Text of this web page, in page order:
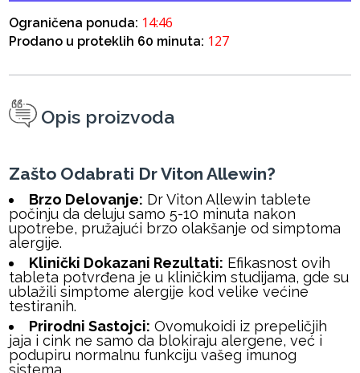
Ograničena ponuda: 14:45
Prodano u proteklih 60 minuta: 127
Opis proizvoda
Zašto Odabrati Dr Viton Allewin?
Brzo Delovanje: Dr Viton Allewin tablete
počinju da deluju samo 5-10 minuta nakon
upotrebe, pružajući brzo olakšanje od simptoma
alergije.
Klinički Dokazani Rezultati: Efikasnost ovih
tableta potvrđena je u kliničkim studijama, gde su
ublažili simptome alergije kod velike većine
testiranih.
Prirodni Sastojci: Ovomukoidi iz prepeličjih
jaja i cink ne samo da blokiraju alergene, već i
podupiru normalnu funkciju vašeg imunog
sistema.